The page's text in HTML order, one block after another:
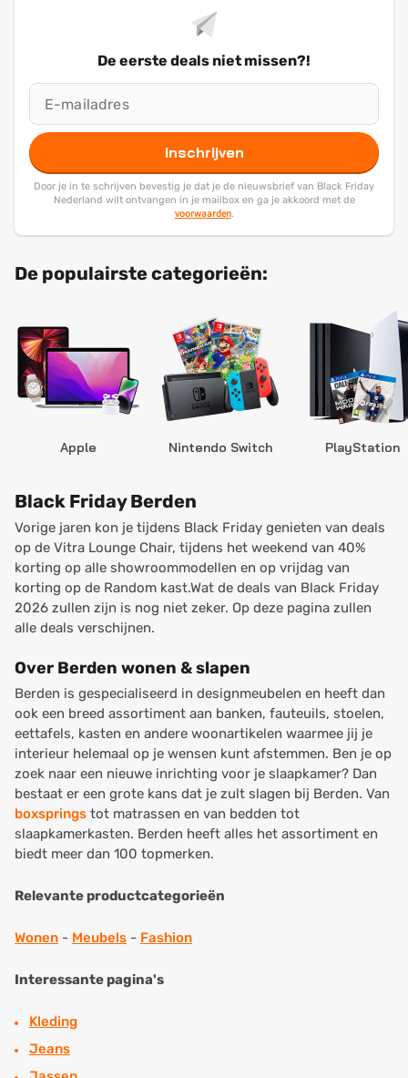
De eerste deals niet missen?!
Inschrijven
Door je in te schrijven bevestig je dat je de nieuwsbrief van Black Friday
Nederland wilt ontvangen in je mailbox en ga je akkoord met de
voorwaarden.
De populairste categorieën:
Apple Nintendo Switch PlayStation
Black Friday Berden
Vorige jaren kon je tijdens Black Friday genieten van deals
op de Vitra Lounge Chair, tijdens het weekend van 40%
korting op alle showroommodellen en op vrijdag van
korting op de Random kast.Wat de deals van Black Friday
2026 zullen zijn is nog niet zeker. Op deze pagina zullen
alle deals verschijnen.
Over Berden wonen & slapen
Berden is gespecialiseerd in designmeubelen en heeft dan
ook een breed assortiment aan banken, fauteuils, stoelen,
eettafels, kasten en andere woonartikelen waarmee jij je
interieur helemaal op je wensen kunt afstemmen. Ben je op
zoek naar een nieuwe inrichting voor je slaapkamer? Dan
bestaat er een grote kans dat je zult slagen bij Berden. Van
boxsprings tot matrassen en van bedden tot
slaapkamerkasten. Berden heeft alles het assortiment en
biedt meer dan 100 topmerken.
Relevante productcategorieën
Wonen - Meubels - Fashion
Interessante pagina's
Kleding
Jeans